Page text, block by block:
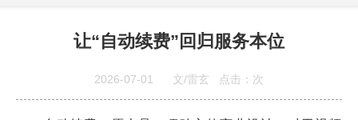
让“自动续费”回归服务本位
2026-07-01 文/雷玄 点击： 次